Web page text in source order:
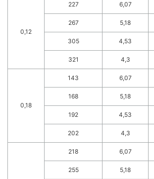
0,12
227 6,07
267 5,18
305 4,53
321 4,3
0,18
143 6,07
168 5,18
192 4,53
202 4,3
218 6,07
255 5,18